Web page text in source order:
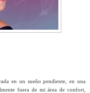
en un sueño pendiente, en una
fuera de mi área de confort,